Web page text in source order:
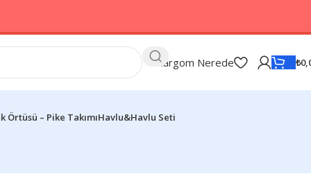
Kargom Nerede ₺
Örtüsü – Pike TakımıHavlu&Havlu Seti